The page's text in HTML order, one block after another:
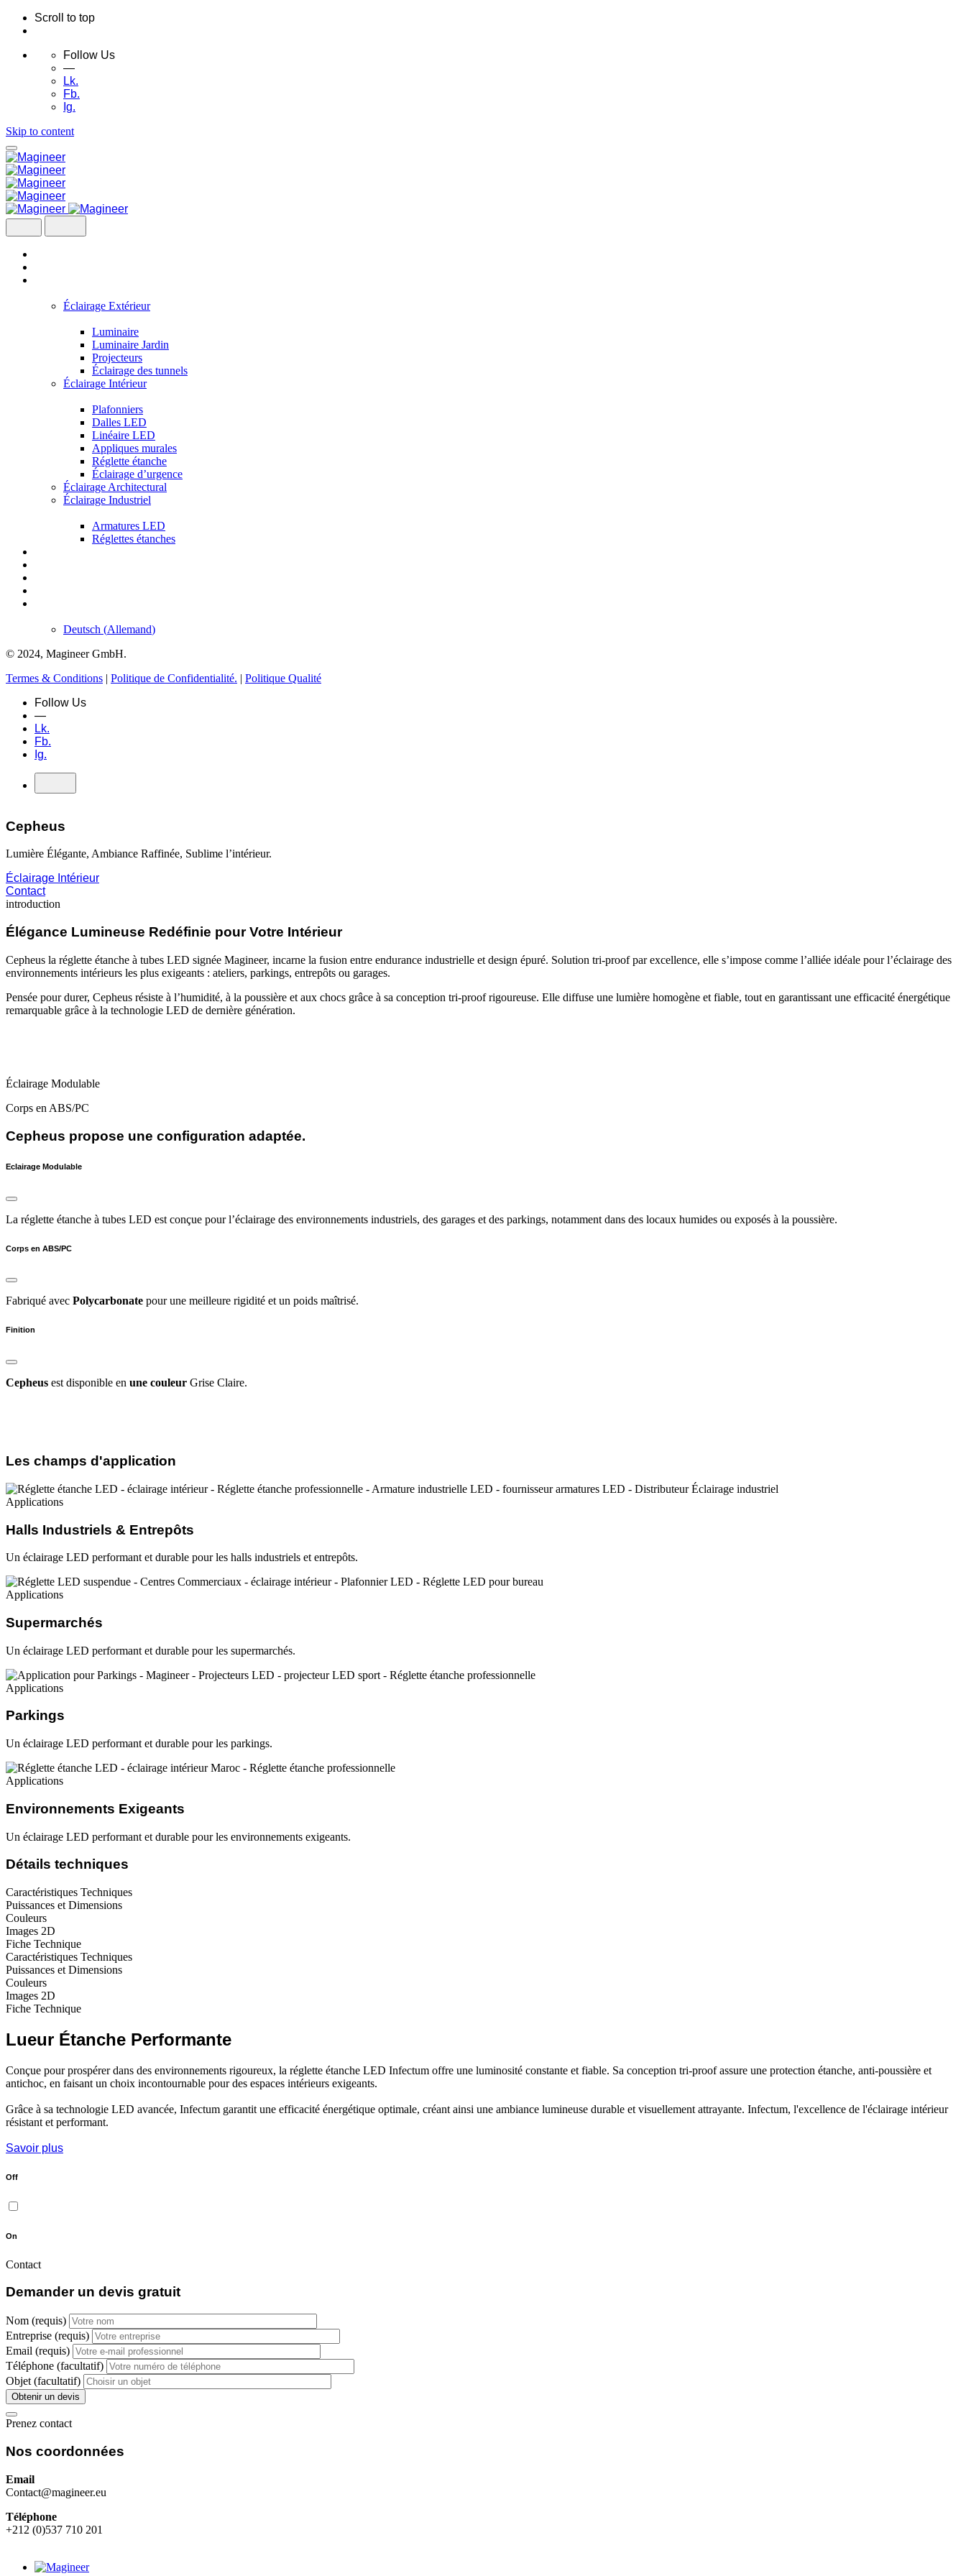
Scroll to top
Follow Us
—
Lk.
Fb.
Ig.
Skip to content
Éclairage Extérieur
Luminaire
Luminaire Jardin
Projecteurs
Éclairage des tunnels
Éclairage Intérieur
Plafonniers
Dalles LED
Linéaire LED
Appliques murales
Réglette étanche
Éclairage d’urgence
Éclairage Architectural
Éclairage Industriel
Armatures LED
Réglettes étanches
Deutsch (Allemand)
© 2024, Magineer GmbH.
Termes & Conditions | Politique de Confidentialité. | Politique Qualité
Follow Us
—
Lk.
Fb.
Ig.
Cepheus
Lumière Élégante, Ambiance Raffinée, Sublime l’intérieur.
Éclairage Intérieur
Contact
introduction
Élégance Lumineuse Redéfinie pour Votre Intérieur
Cepheus la réglette étanche à tubes LED signée Magineer, incarne la fusion entre endurance industrielle et design épuré. Solution tri-proof par excellence, elle s’impose comme l’alliée idéale pour l’éclairage des
environnements intérieurs les plus exigeants : ateliers, parkings, entrepôts ou garages.
Pensée pour durer, Cepheus résiste à l’humidité, à la poussière et aux chocs grâce à sa conception tri-proof rigoureuse. Elle diffuse une lumière homogène et fiable, tout en garantissant une efficacité énergétique
remarquable grâce à la technologie LED de dernière génération.
Éclairage Modulable
Corps en ABS/PC
Cepheus propose une configuration adaptée.
Eclairage Modulable
La réglette étanche à tubes LED est conçue pour l’éclairage des environnements industriels, des garages et des parkings, notamment dans des locaux humides ou exposés à la poussière.
Corps en ABS/PC
Fabriqué avec Polycarbonate pour une meilleure rigidité et un poids maîtrisé.
Finition
Cepheus est disponible en une couleur Grise Claire.
Les champs d'application
Applications
Halls Industriels & Entrepôts
Un éclairage LED performant et durable pour les halls industriels et entrepôts.
Applications
Supermarchés
Un éclairage LED performant et durable pour les supermarchés.
Applications
Parkings
Un éclairage LED performant et durable pour les parkings.
Applications
Environnements Exigeants
Un éclairage LED performant et durable pour les environnements exigeants.
Détails techniques
Caractéristiques Techniques
Puissances et Dimensions
Couleurs
Images 2D
Fiche Technique
Caractéristiques Techniques
Puissances et Dimensions
Couleurs
Images 2D
Fiche Technique
Lueur Étanche Performante
Conçue pour prospérer dans des environnements rigoureux, la réglette étanche LED Infectum offre une luminosité constante et fiable. Sa conception tri-proof assure une protection étanche, anti-poussière et
antichoc, en faisant un choix incontournable pour des espaces intérieurs exigeants.
Grâce à sa technologie LED avancée, Infectum garantit une efficacité énergétique optimale, créant ainsi une ambiance lumineuse durable et visuellement attrayante. Infectum, l'excellence de l'éclairage intérieur
résistant et performant.
Savoir plus
Off
On
Contact
Demander un devis gratuit
Nom (requis)
Entreprise (requis)
Email (requis)
Téléphone (facultatif)
Objet (facultatif)
Prenez contact
Nos coordonnées
Email
Contact@magineer.eu
Téléphone
+212 (0)537 710 201